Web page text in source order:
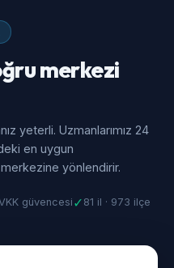
merkezi
yeterli. Uzmanlarımız 24
en uygun
yönlendirir.
güvencesi ✓ 81 il · 973 ilçe